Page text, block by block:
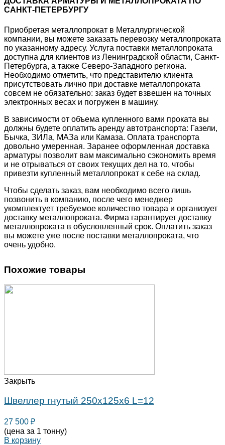
САНКТ-ПЕТЕРБУРГУ
Приобретая металлопрокат в Металлургической
компании, вы можете заказать перевозку металлопроката
по указанному адресу. Услуга поставки металлопроката
доступна для клиентов из Ленинградской области, Санкт-
Петербурга, а также Северо-Западного региона.
Необходимо отметить, что представителю клиента
присутствовать лично при доставке металлопроката
совсем не обязательно: заказ будет взвешен на точных
электронных весах и погружен в машину.
В зависимости от объема купленного вами проката вы
должны будете оплатить аренду автотранспорта: Газели,
Бычка, ЗИЛа, МАЗа или Камаза. Оплата транспорта
довольно умеренная. Заранее оформленная доставка
арматуры позволит вам максимально сэкономить время
и не отрываться от своих текущих дел на то, чтобы
привезти купленный металлопрокат к себе на склад.
Чтобы сделать заказ, вам необходимо всего лишь
позвонить в компанию, после чего менеджер
укомплектует требуемое количество товара и организует
доставку металлопроката. Фирма гарантирует доставку
металлопроката в обусловленный срок. Оплатить заказ
вы можете уже после поставки металлопроката, что
очень удобно.
Похожие товары
Закрыть
Швеллер гнутый 250х125х6 L=12
27 500 ₽
(цена за 1 тонну)
В корзину